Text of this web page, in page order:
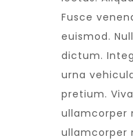
Fusce
euismod.
dictum.
urna
pretium.
ullamcorper
ullamcorper